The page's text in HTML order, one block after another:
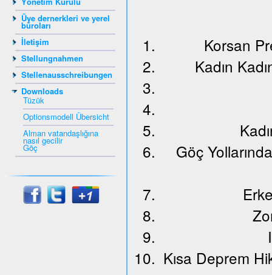
Üye dernerkleri ve yerel
büroları
İletişim
Stellungnahmen
Stellenausschreibungen
Downloads
Tüzük
Optionsmodell Übersicht
Alman vatandaşlığına
nasıl gecilir
Göç
Korsan
Kadın
Göç
Kısa Deprem